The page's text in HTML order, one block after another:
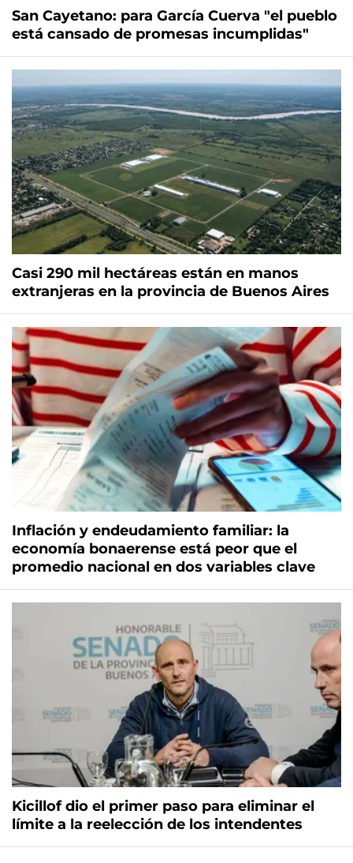
San Cayetano: para García Cuerva "el pueblo
está cansado de promesas incumplidas"
Casi 290 mil hectáreas están en manos
extranjeras en la provincia de Buenos Aires
Inflación y endeudamiento familiar: la
economía bonaerense está peor que el
promedio nacional en dos variables clave
Kicillof dio el primer paso para eliminar el
límite a la reelección de los intendentes